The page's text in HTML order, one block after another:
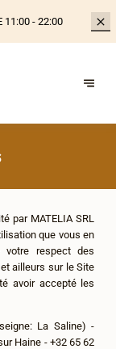
11:00 - 22:00
par MATELIA SRL
que vous en
votre respect des
ailleurs sur le Site
avoir accepté les
La Saline) -
Haine - +32 65 62